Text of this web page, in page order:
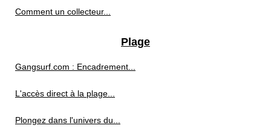
Comment un collecteur...
Plage
Gangsurf.com : Encadrement...
L'accès direct à la plage...
Plongez dans l'univers du...